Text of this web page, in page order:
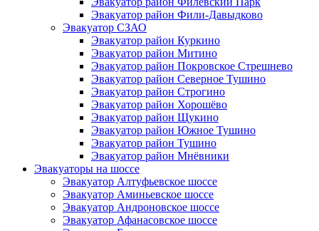
Эвакуатор район Фили-Давыдково
Эвакуатор СЗАО
Эвакуатор район Куркино
Эвакуатор район Митино
Эвакуатор район Покровское Стрешнево
Эвакуатор район Северное Тушино
Эвакуатор район Строгино
Эвакуатор район Хорошёво
Эвакуатор район Щукино
Эвакуатор район Южное Тушино
Эвакуатор район Тушино
Эвакуатор район Мнёвники
Эвакуаторы на шоссе
Эвакуатор Алтуфьевское шоссе
Эвакуатор Аминьевское шоссе
Эвакуатор Андроновское шоссе
Эвакуатор Афанасовское шоссе